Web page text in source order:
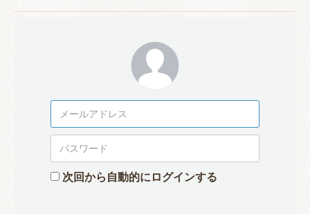
次回から自動的にログインする